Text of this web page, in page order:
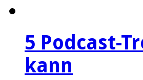
5 Podcast-
kann